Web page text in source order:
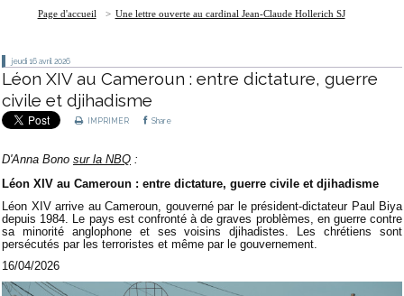
Page d'accueil Une lettre ouverte au cardinal Jean-Claude Hollerich SJ
jeudi 16 avril 2026
Léon XIV au Cameroun : entre dictature, guerre
civile et djihadisme
IMPRIMER Share
D'Anna Bono sur la NBQ :
Léon XIV au Cameroun : entre dictature, guerre civile et djihadisme
Léon XIV arrive au Cameroun, gouverné par le président-dictateur Paul Biya
depuis 1984. Le pays est confronté à de graves problèmes, en guerre contre
sa minorité anglophone et ses voisins djihadistes. Les chrétiens sont
persécutés par les terroristes et même par le gouvernement.
16/04/2026